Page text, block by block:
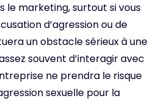
le marketing, surtout si vous
d’agression ou de
un obstacle sérieux à une
souvent d’interagir avec
ne prendra le risque
sexuelle pour la